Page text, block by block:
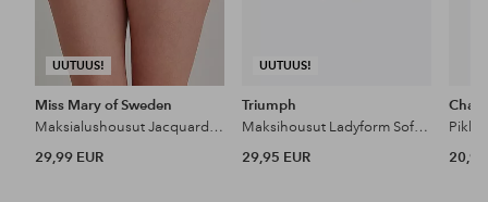
UUTUUS!
Miss Mary of Sweden
Maksialushousut Jacquard & Lace Pantie Girdle
29,99 EUR
UUTUUS!
Triumph
Maksihousut Ladyform Soft T Maxi
29,95 EUR
20,90